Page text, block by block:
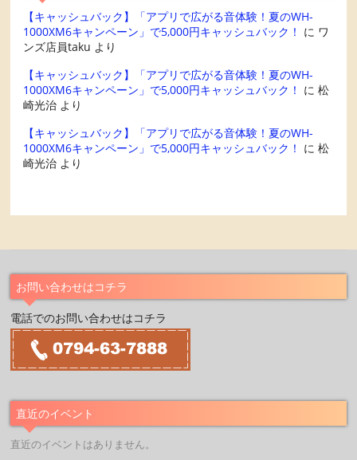
【キャッシュバック】「アプリで広がる音体験！夏のWH-
1000XM6キャンペーン」で5,000円キャッシュバック！ に ワ
ンズ店員taku より
【キャッシュバック】「アプリで広がる音体験！夏のWH-
1000XM6キャンペーン」で5,000円キャッシュバック！ に松
崎光治 より
【キャッシュバック】「アプリで広がる音体験！夏のWH-
1000XM6キャンペーン」で5,000円キャッシュバック！ に松
崎光治 より
お問い合わせはコチラ
電話でのお問い合わせはコチラ
直近のイベント
直近のイベントはありません。